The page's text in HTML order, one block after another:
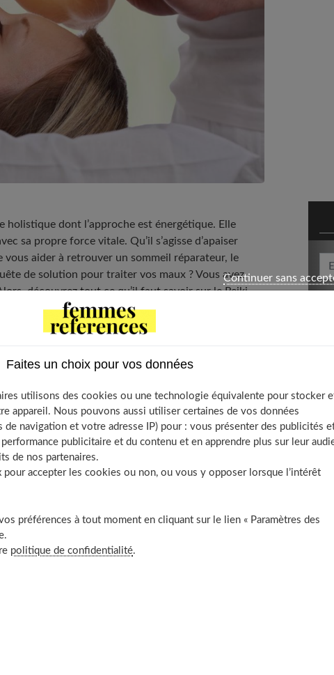
holistique dont l’approche est énergétique. Elle
sa propre force vitale. Qu’il s’agisse d’apaiser
aider à retrouver un sommeil réparateur, le
de solution pour traiter vos maux ? Vous avez
découvrez tout ce qu’il faut savoir sur le Reiki.
du Reiki
cette méthode de soins
du Reiki ?
un praticien ?
une séance de Reiki ?
ou contre-indications ?
?
Faites un choix pour vos données
utilisons des cookies ou une technologie équivalente pour stocker
appareil. Nous pouvons aussi utiliser certaines de vos données
de navigation et votre adresse IP) pour : vous présenter des publicités
publicitaire et du contenu et en apprendre plus sur leur
de nos partenaires.
accepter les cookies ou non, ou vous y opposer lorsque l’intérêt
préférences à tout moment en cliquant sur le lien « Paramètres des
politique de confidentialité.
Continuer sans